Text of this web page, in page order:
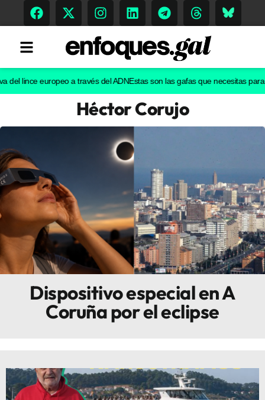
Gastronomía
Escenarios
Sostenibilidad
Innova
europeo a través del ADNEstas son las gafas que necesitas para ver
Héctor Corujo
Dispositivo especial en A
Coruña por el eclipse